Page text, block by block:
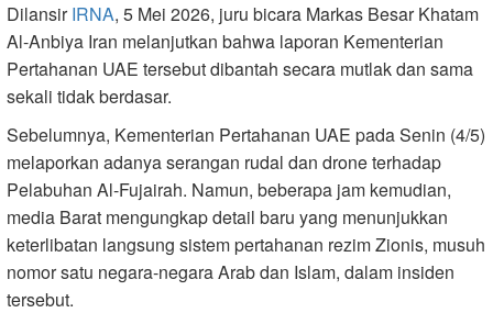
DilansirIRNA, 5 Mei 2026, juru bicara Markas Besar Khatam
Al-Anbiya Iran melanjutkan bahwa laporan Kementerian
Pertahanan UAE tersebut dibantah secara mutlak dan sama
sekali tidak berdasar.
Sebelumnya, Kementerian Pertahanan UAE pada Senin (4/5)
melaporkan adanya serangan rudal dan drone terhadap
Pelabuhan Al-Fujairah. Namun, beberapa jam kemudian,
media Barat mengungkap detail baru yang menunjukkan
keterlibatan langsung sistem pertahanan rezim Zionis, musuh
nomor satu negara-negara Arab dan Islam, dalam insiden
tersebut.